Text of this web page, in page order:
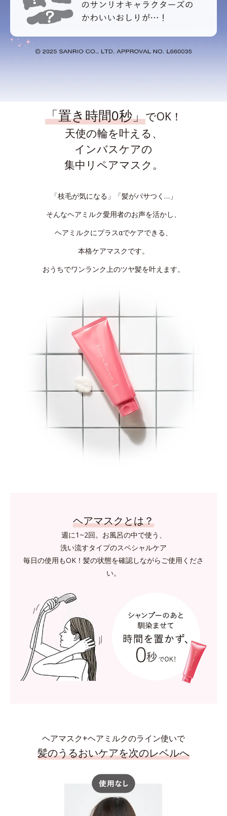
「置き時間0秒」でOK！
天使の輪を叶える、
インバスケアの
集中リペアマスク。
「枝毛が気になる」「髪がパサつく…」
そんなヘアミルク愛用者のお声を活かし、
ヘアミルクにプラスαでケアできる、
本格ケアマスクです。
おうちでワンランク上のツヤ髪を叶えます。
ヘアマスクとは？
週に1~2回。お風呂の中で使う、
洗い流すタイプのスペシャルケア
毎日の使用もOK！髪の状態を確認しながらご使用くださ
い。
ヘアマスク+ヘアミルクのライン使いで
髪のうるおいケアを次のレベルへ